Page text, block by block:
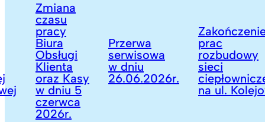
Zmiana
czasu
pracy
Biura
Obsługi
Klienta
oraz Kasy
w dniu 5
czerwca
2026r.
Przerwa
serwisowa
w dniu
26.06.2026r.
Zakończenie
prac
rozbudowy
sieci
ciepłowniczej
na ul. Kolejowej